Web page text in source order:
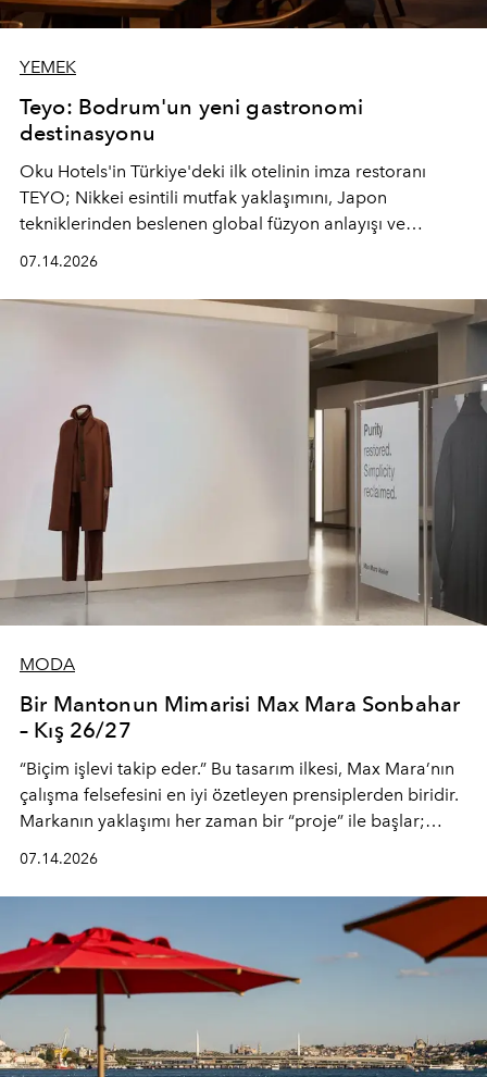
YEMEK
Teyo: Bodrum'un yeni gastronomi
destinasyonu
Oku Hotels'in Türkiye'deki ilk otelinin imza restoranı
TEYO; Nikkei esintili mutfak yaklaşımını, Japon
tekniklerinden beslenen global füzyon anlayışı ve
07.14.2026
MODA
Bir Mantonun Mimarisi Max Mara Sonbahar
– Kış 26/27
“Biçim işlevi takip eder.” Bu tasarım ilkesi, Max Mara’nın
çalışma felsefesini en iyi özetleyen prensiplerden biridir.
Markanın yaklaşımı her zaman bir “proje” ile başlar;
(savoir-faire) buluşan parçalara dönüştürmek.
07.14.2026